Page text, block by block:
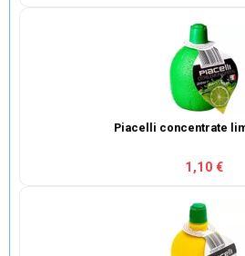
Piacelli concentrate
1,10 €